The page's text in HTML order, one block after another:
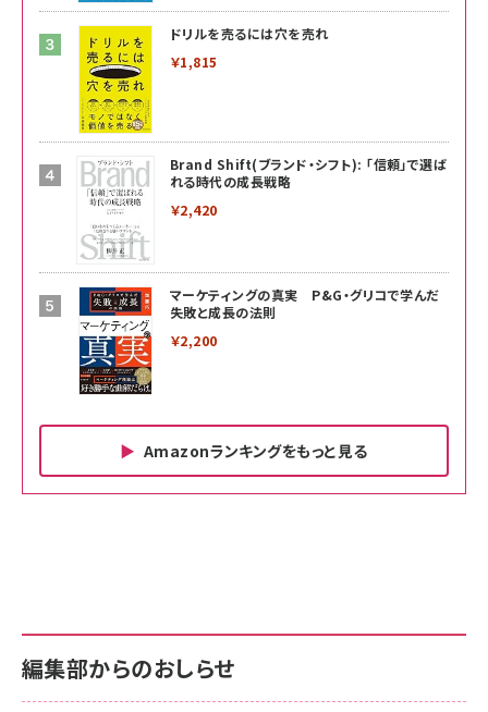
ドリルを売るには穴を売れ
￥1,815
Brand Shift(ブランド・シフト): 「信頼」で選ば
れる時代の成長戦略
￥2,420
マーケティングの真実 P&G・グリコで学んだ
失敗と成長の法則
￥2,200
Amazonランキングをもっと見る
￥880
anan(アンアン)2026/06/24号 No.2500増刊
スペシャルエディション[王道エンタメの矜持／
サポート正規品 メーカー保証5年 KLMEA128G
NIMASO ガラスフィルム iPhone 17 用 保護フィ
サポート正規品 メーカー保証5年 KLMEA128G
Amazon eギフトカード - Amazonロゴ - クラ
編集部からのおしらせ